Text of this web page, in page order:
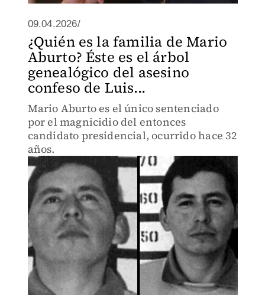
09.04.2026/
¿Quién es la familia de Mario
Aburto? Éste es el árbol
genealógico del asesino
confeso de Luis...
Mario Aburto es el único sentenciado
por el magnicidio del entonces
candidato presidencial, ocurrido hace 32
años.